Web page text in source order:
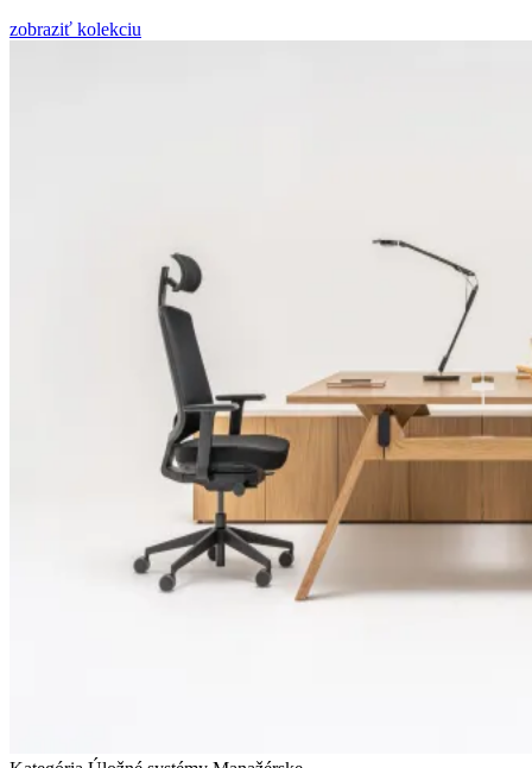
zobraziť kolekciu